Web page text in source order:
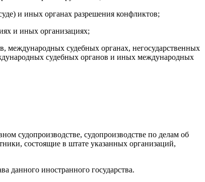
и иных органах разрешения конфликтов;
и иных организациях;
международных судебных органах, негосударственных
судебных органов и иных международных
судопроизводстве, судопроизводстве по делам об
состоящие в штате указанных организаций,
данного иностранного государства.